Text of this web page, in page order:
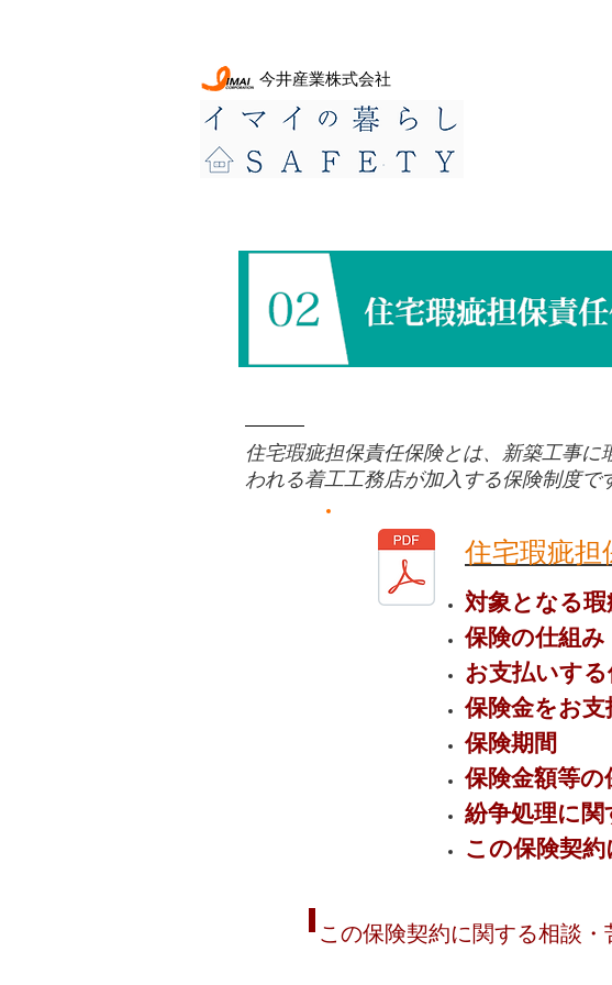
今井産業株式会社
住宅瑕疵担保責任保険とは、新築工事
われる着工工務店が加入する保険制度で
住宅瑕疵担
対象となる瑕
保険の仕組み
お支払いす
保険金をお
保険期間
保険金額等の
紛争処理に関
この保険契
この保険契約に関する相談・